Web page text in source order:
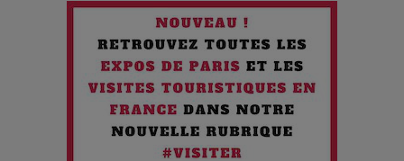
Chien 51 - Quand l’IA prend le pouvoir : une plongée dans un
futur troublant
Maïra Kerey, la “voix d’or du Kazakhstan”, célèbre ses 30
ans de carrière à la Salle Gaveau